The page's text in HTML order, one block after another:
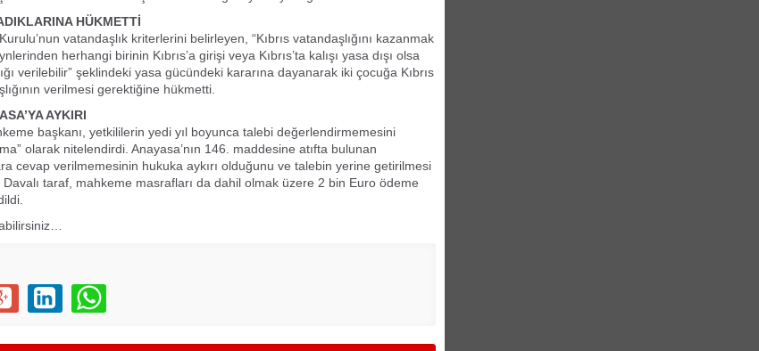
HÜKMETTİ
vatandaşlık kriterlerini belirleyen, “Kıbrıs vatandaşlığını kazanmak
herhangi birinin Kıbrıs’a girişi veya Kıbrıs’ta kalışı yasa dışı olsa
verilebilir” şeklindeki yasa gücündeki kararına dayanarak iki çocuğa Kıbrıs
verilmesi gerektiğine hükmetti.
AYKIRI
başkanı, yetkililerin yedi yıl boyunca talebi değerlendirmemesini
olarak nitelendirdi. Anayasa’nın 146. maddesine atıfta bulunan
cevap verilmemesinin hukuka aykırı olduğunu ve talebin yerine getirilmesi
taraf, mahkeme masrafları da dahil olmak üzere 2 bin Euro ödeme